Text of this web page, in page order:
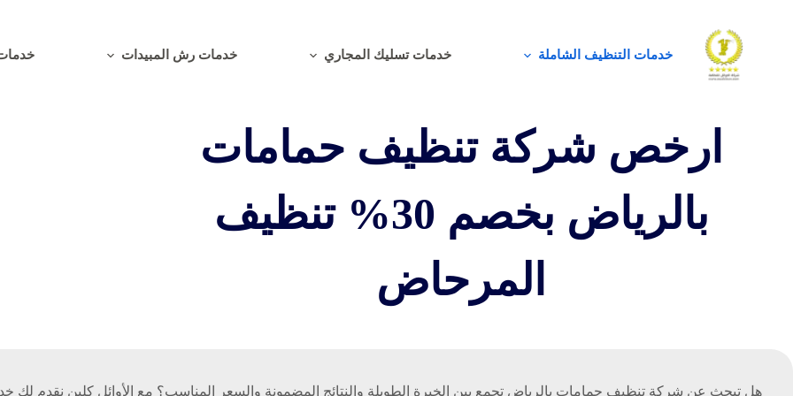
خدمات التنظيف الشاملة خدمات تسليك المجاري خدمات رش المبيدات
ارخص شركة تنظيف حمامات
بالرياض بخصم 30% تنظيف
المرحاض